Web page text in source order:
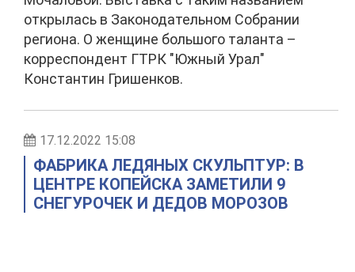
открылась в Законодательном Собрании
региона. О женщине большого таланта –
корреспондент ГТРК "Южный Урал"
Константин Гришенков.
17.12.2022 15:08
ФАБРИКА ЛЕДЯНЫХ СКУЛЬПТУР: В
ЦЕНТРЕ КОПЕЙСКА ЗАМЕТИЛИ 9
СНЕГУРОЧЕК И ДЕДОВ МОРОЗОВ